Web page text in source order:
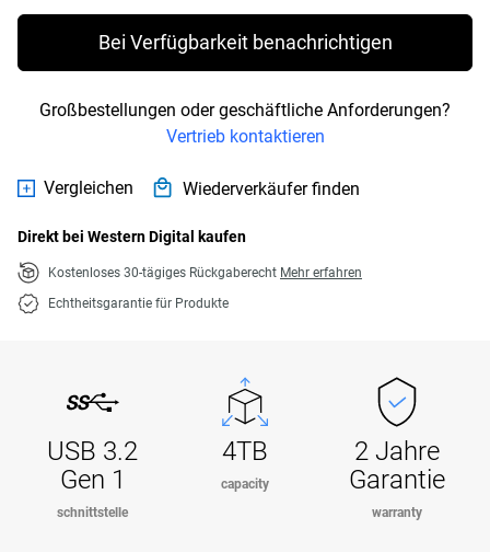
Bei Verfügbarkeit benachrichtigen
Großbestellungen oder geschäftliche Anforderungen?
Vertrieb kontaktieren
Vergleichen Wiederverkäufer finden
Direkt bei Western Digital kaufen
Kostenloses 30-tägiges Rückgaberecht Mehr erfahren
Echtheitsgarantie für Produkte
USB 3.2
Gen 1
schnittstelle
4TB
capacity
2 Jahre
Garantie
warranty